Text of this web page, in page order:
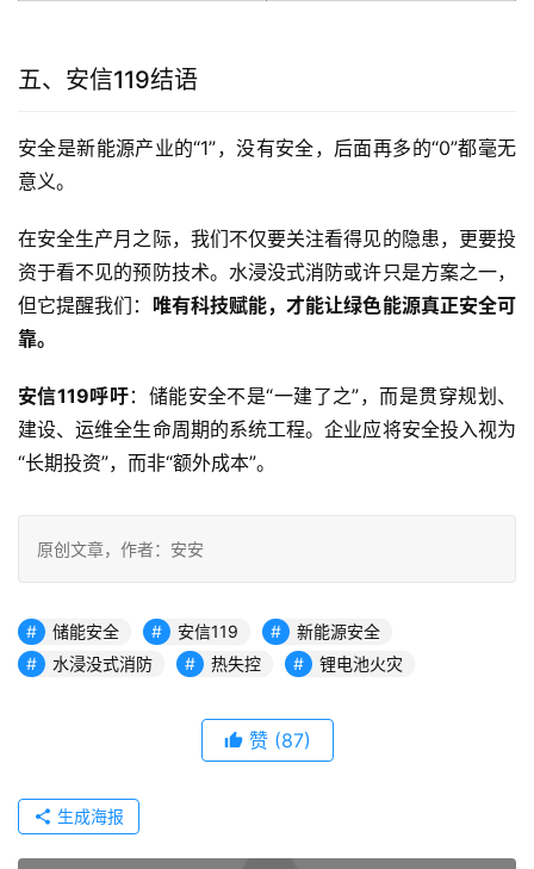
五、安信119结语
安全是新能源产业的“1”，没有安全，后面再多的“0”都毫无
意义。
在安全生产月之际，我们不仅要关注看得见的隐患，更要投
资于看不见的预防技术。水浸没式消防或许只是方案之一，
但它提醒我们： 唯有科技赋能，才能让绿色能源真正安全可
靠。
安信119呼吁：储能安全不是“一建了之”，而是贯穿规划、
建设、运维全生命周期的系统工程。企业应将安全投入视为
“长期投资”，而非“额外成本”。
原创文章，作者：安安
储能安全 安信119
新能源安全
水浸没式消防
热失控 锂电池火灾
赞 (87)
生成海报